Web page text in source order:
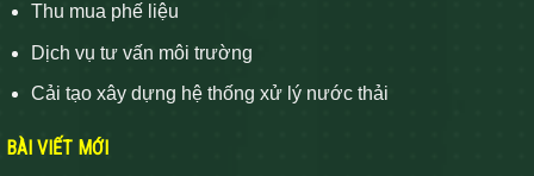
Thu mua phế liệu
Dịch vụ tư vấn môi trường
Cải tạo xây dựng hệ thống xử lý nước thải
BÀI VIẾT MỚI